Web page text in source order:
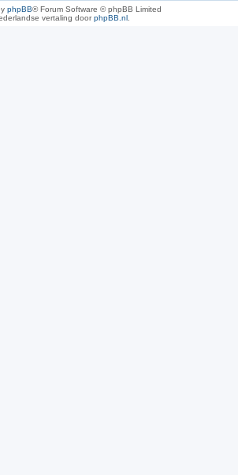
phpBB® Forum Software © phpBB Limited
vertaling doorphpBB.nl